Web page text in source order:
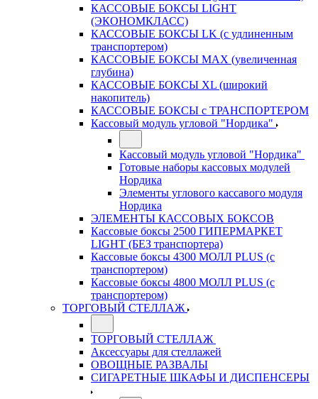
КАССОВЫЕ БОКСЫ LIGHT
(ЭКОНОМКЛАСС)
КАССОВЫЕ БОКСЫ LK (с удлиненным
транспортером)
КАССОВЫЕ БОКСЫ MAX (увеличенная
глубина)
КАССОВЫЕ БОКСЫ XL (широкий
накопитель)
КАССОВЫЕ БОКСЫ с ТРАНСПОРТЕРОМ
Кассовый модуль угловой "Нордика"
Кассовый модуль угловой "Нордика"
Готовые наборы кассовых модулей
Нордика
Элементы углового кассавого модуля
Нордика
ЭЛЕМЕНТЫ КАССОВЫХ БОКСОВ
Кассовые боксы 2500 ГИПЕРМАРКЕТ
LIGHT (БЕЗ транспортера)
Кассовые боксы 4300 МОЛЛ PLUS (с
транспортером)
Кассовые боксы 4800 МОЛЛ PLUS (с
транспортером)
ТОРГОВЫЙ СТЕЛЛАЖ
ТОРГОВЫЙ СТЕЛЛАЖ
Аксессуары для стеллажей
ОВОЩНЫЕ РАЗВАЛЫ
СИГАРЕТНЫЕ ШКАФЫ И ДИСПЕНСЕРЫ